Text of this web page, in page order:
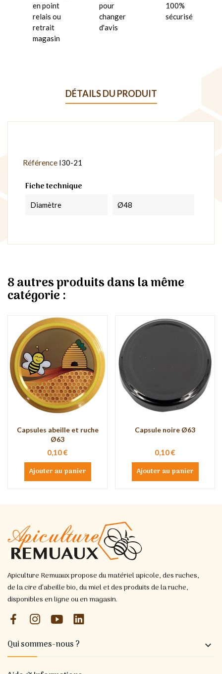
en point
relais ou
retrait
magasin
pour
changer
d'avis
100%
sécurisé
DÉTAILS DU PRODUIT
Référence I30-21
Fiche technique
Diamètre Ø48
8 autres produits dans la même
catégorie :
Capsules abeille et ruche
Ø63
0,10 €
Ajouter au panier
Capsule noire Ø63
0,10 €
Ajouter au panier
Apiculture Remuaux propose du matériel apicole, des ruches,
de la cire d’abeille bio, du miel et des produits de la ruche,
disponibles en ligne ou en magasin.
Qui sommes-nous ? 